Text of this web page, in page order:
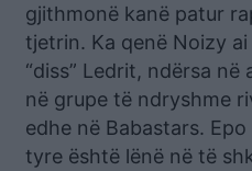
gjithmonë kanë patur
tjetrin. Ka qenë Noizy
“diss” Ledrit, ndërsa
në grupe të ndryshme
edhe në Babastars.
tyre është lënë në të